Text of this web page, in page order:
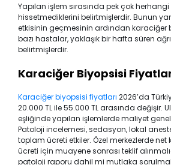
Yapılan işlem sırasında pek çok herhangi
hissetmediklerini belirtmişlerdir. Bunun
etkisinin geçmesinin ardından karaciğer
bazı hastalar, yaklaşık bir hafta süren
belirtmişlerdir.
Karaciğer Biyopsisi
Karaciğer biyopsisi fiyatları 2026’da
20.000 TL ile 55.000 TL arasında değişir.
eşliğinde yapılan işlemlerde maliyet
Patoloji incelemesi, sedasyon, lokal
toplam ücreti etkiler. Özel merkezlerde
ücreti için muayene sonrası teklif
patoloji raporu dahil mi mutlaka